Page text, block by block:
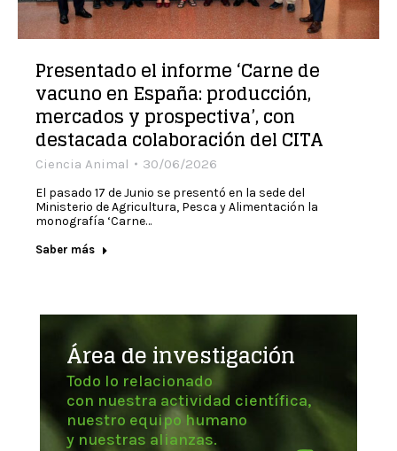
Presentado el informe ‘Carne de
vacuno en España: producción,
mercados y prospectiva’, con
destacada colaboración del CITA
Ciencia Animal 30/06/2026
El pasado 17 de Junio se presentó en la sede del
Ministerio de Agricultura, Pesca y Alimentación la
monografía ‘Carne…
Saber más
Área de investigación
Todo lo relacionado
con nuestra actividad científica,
nuestro equipo humano
y nuestras alianzas.